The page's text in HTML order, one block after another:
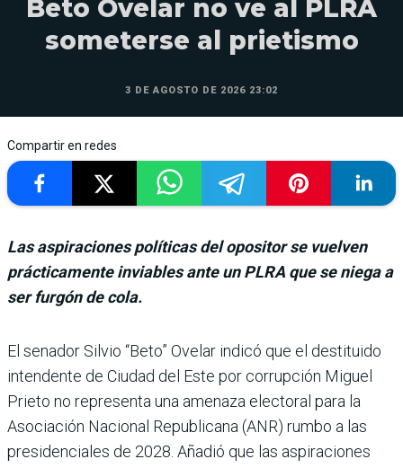
Beto Ovelar no ve al PLRA
someterse al prietismo
3 DE AGOSTO DE 2026 23:02
Compartir en redes
Las aspiraciones políticas del opositor se vuelven
prácticamente inviables ante un PLRA que se niega a
ser furgón de cola.
El senador Silvio “Beto” Ovelar indicó que el destituido
inten­dente de Ciudad del Este por corrupción Miguel
Prieto no representa una amenaza elec­toral para la
Asociación Nacio­nal Republicana (ANR) rumbo a las
presidenciales de 2028. Añadió que las aspiraciones